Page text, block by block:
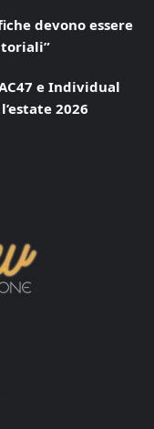
devono essere
e Individual
2026